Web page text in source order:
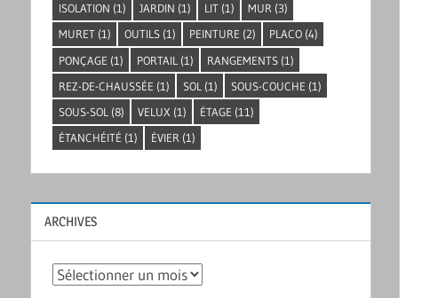
ISOLATION (1) JARDIN (1) LIT(1) MUR(3)
MURET(1) OUTILS(1) PEINTURE (2) PLACO(4)
PONÇAGE (1) PORTAIL (1) RANGEMENTS(1)
REZ-DE-CHAUSSÉE (1) SOL (1) SOUS-COUCHE (1)
SOUS-SOL (8) VELUX (1) ÉTAGE (11)
ÉTANCHÉITÉ (1) ÉVIER (1)
ARCHIVES
Archives